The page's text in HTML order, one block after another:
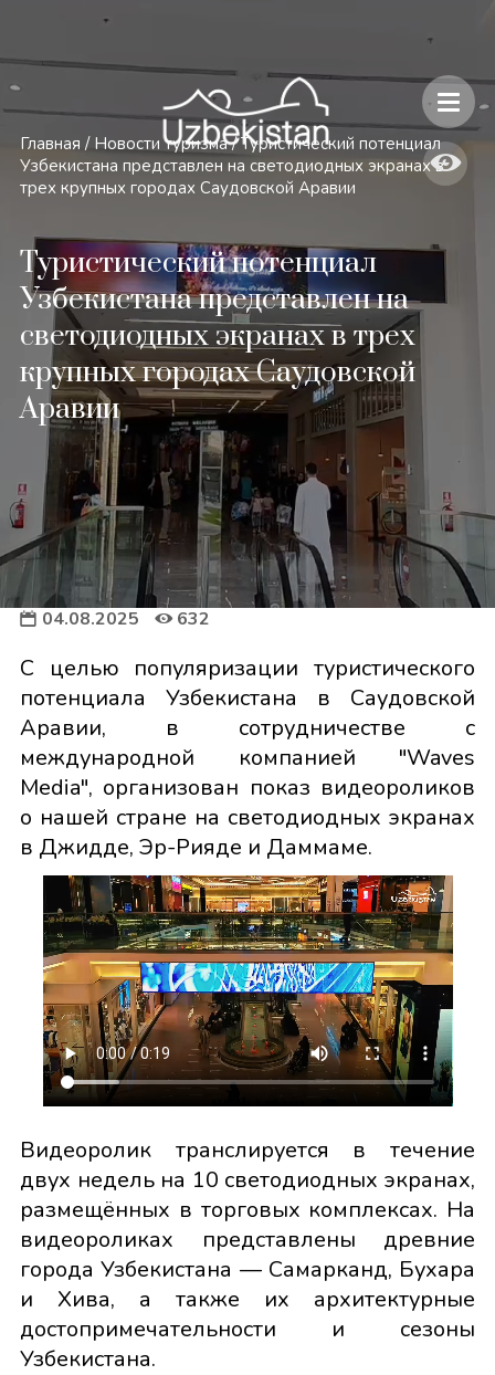
Безопасность и особенности путешествий по Узбекистану
Главная / Новости туризма / Туристический потенциал
Узбекистана представлен на светодиодных экранах в
трех крупных городах Саудовской Аравии
Туристический потенциал
Узбекистана представлен на
светодиодных экранах в трех
крупных городах Саудовской
Аравии
04.08.2025 632
С целью популяризации туристического
потенциала Узбекистана в Саудовской
Аравии, в сотрудничестве с
международной компанией "Waves
Media", организован показ видеороликов
о нашей стране на светодиодных экранах
в Джидде, Эр-Рияде и Даммаме.
Видеоролик транслируется в течение
двух недель на 10 светодиодных экранах,
размещённых в торговых комплексах. На
видеороликах представлены древние
города Узбекистана — Самарканд, Бухара
и Хива, а также их архитектурные
достопримечательности и сезоны
Узбекистана.